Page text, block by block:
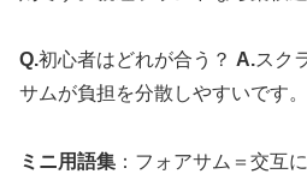
Q.初心者はどれが合う？ A.スク
サムが負担を分散しやすいです。
ミニ用語集 ：フォアサム＝交互